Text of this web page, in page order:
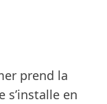
prend la
s’installe en